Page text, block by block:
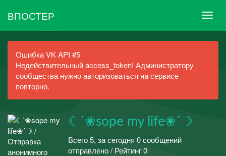
ВПОСТЕР
Ошибка VK API #5
Недействительный access_token! Администратору
сообщества нужно авторизоваться на сервисе
повторно.
☾˙❀sope my life❀˙☽
Всего 5, за сегодня 0 сообщений
отправлено / Рейтинг 0